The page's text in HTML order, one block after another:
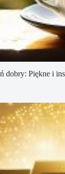
dobry: Piękne i